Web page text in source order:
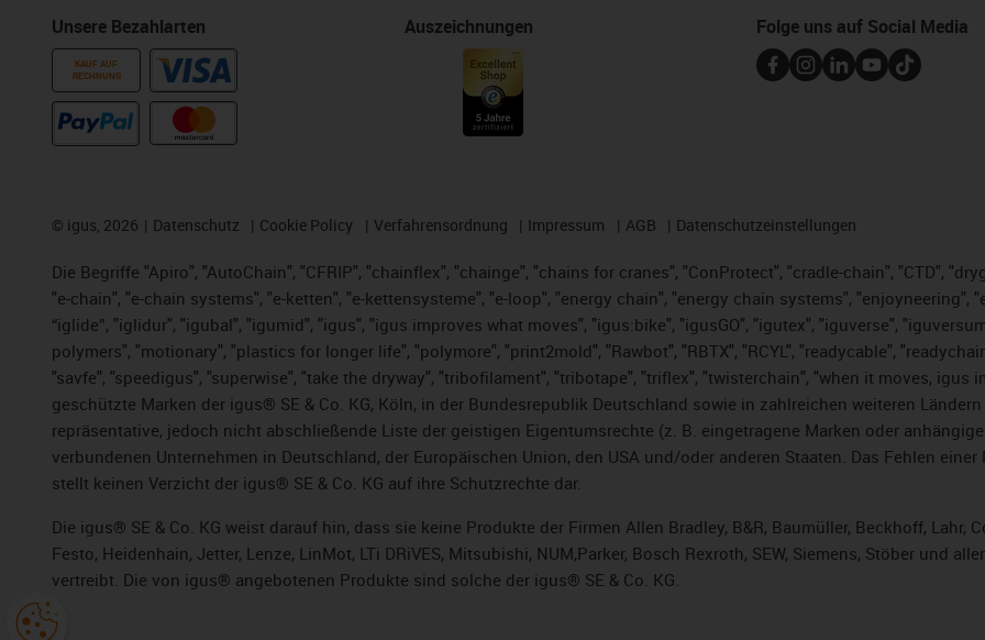
Unsere Bezahlarten
KAUF AUF
RECHNUNG
Auszeichnungen Folge uns auf Social Media
© igus, 2026 Datenschutz Cookie Policy Verfahrensordnung Impressum AGB Datenschutzeinstellungen
Die Begriffe "Apiro", "AutoChain", "CFRIP", "chainflex", "chainge", "chains for cranes", "ConProtect", "cradle-chain", "CTD",
"e-chain", "e-chain systems", "e-ketten", "e-kettensysteme", "e-loop", "energy chain", "energy chain systems", "enjoyneering",
“iglide”, "iglidur", "igubal", "igumid", "igus", "igus improves what moves", "igus:bike", "igusGO", "igutex", "iguverse",
polymers", "motionary", "plastics for longer life", "polymore", "print2mold", "Rawbot", "RBTX", "RCYL", "readycable",
"savfe", "speedigus", "superwise", "take the dryway", "tribofilament", "tribotape", "triflex", "twisterchain", "when it moves,
geschützte Marken der igus® SE & Co. KG, Köln, in der Bundesrepublik Deutschland sowie in zahlreichen weiteren
repräsentative, jedoch nicht abschließende Liste der geistigen Eigentumsrechte (z. B. eingetragene Marken oder
verbundenen Unternehmen in Deutschland, der Europäischen Union, den USA und/oder anderen Staaten. Das Fehlen
stellt keinen Verzicht der igus® SE & Co. KG auf ihre Schutzrechte dar.
Die igus® SE & Co. KG weist darauf hin, dass sie keine Produkte der Firmen Allen Bradley, B&R, Baumüller, Beckhoff, Lahr,
Festo, Heidenhain, Jetter, Lenze, LinMot, LTi DRiVES, Mitsubishi, NUM,Parker, Bosch Rexroth, SEW, Siemens, Stöber und
vertreibt. Die von igus® angebotenen Produkte sind solche der igus® SE & Co. KG.